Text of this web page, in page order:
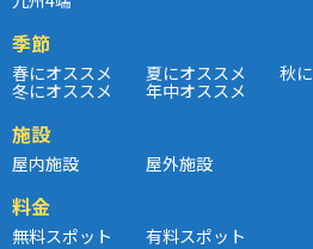
季節
春にオススメ 夏にオススメ 秋
冬にオススメ 年中オススメ
施設
屋内施設 屋外施設
料金
無料スポット 有料スポット